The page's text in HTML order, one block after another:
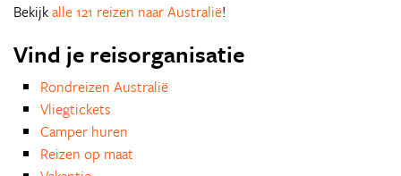
Bekijkalle 121 reizen naar Australië!
Vind je reisorganisatie
Rondreizen Australië
Vliegtickets
Camper huren
Reizen op maat